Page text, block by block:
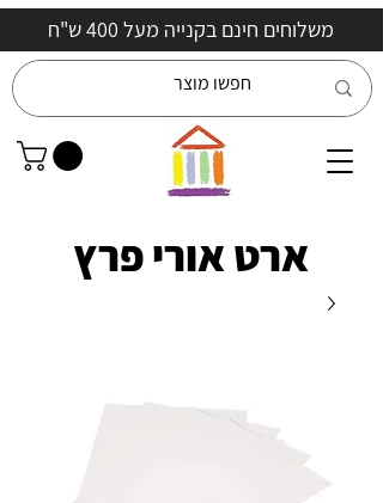
משלוחים חינם בקנייה מעל 400 ש"ח
ארט אורי פרץ